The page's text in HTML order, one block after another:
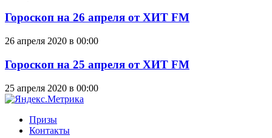
Гороскоп на 26 апреля от ХИТ FM
26 апреля 2020 в 00:00
Гороскоп на 25 апреля от ХИТ FM
25 апреля 2020 в 00:00
Призы
Контакты